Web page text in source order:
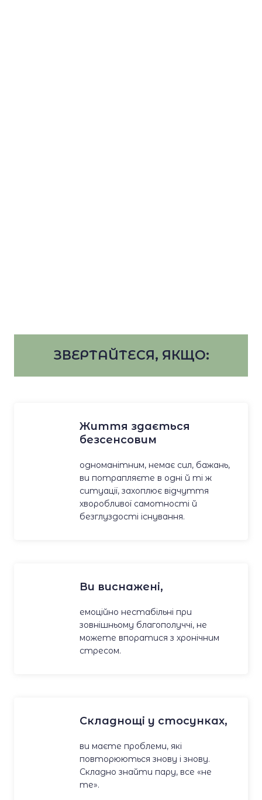
ЗВЕРТАЙТЕСЯ, ЯКЩО:
Життя здається
безсенсовим
одноманітним, немає сил, бажань,
ви потрапляєте в одні й ті ж
ситуації, захоплює відчуття
хворобливої самотності й
безглуздості існування.
Ви виснажені,
емоційно нестабільні при
зовнішньому благополуччі, не
можете впоратися з хронічним
стресом.
Складнощі у стосунках,
ви маєте проблеми, які
повторюються знову і знову.
Складно знайти пару, все «не
те».